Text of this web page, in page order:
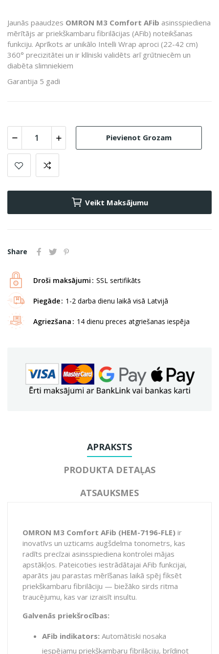
Jaunās paaudzes OMRON M3 Comfort AFib asinsspiediena
mērītājs ar priekškambaru fibrilācijas (AFib) noteikšanas
funkciju. Aprīkots ar unikālo Intelli Wrap aproci (22-42 cm)
360° precizitātei un ir klīniski validēts arī grūtniecēm un
diabēta slimniekiem
Garantija 5 gadi
Pievienot Grozam
Veikt Maksājumu
Share
Droši maksājumi SSL sertifikāts
Piegāde 1-2 darba dienu laikā visā Latvijā
Agriezšana 14 dienu preces atgriešanas iespēja
APRAKSTS
PRODUKTA DETAĻAS
ATSAUKSMES
OMRON M3 Comfort AFib (HEM-7196-FLE) ir
inovatīvs un uzticams augšdelma tonometrs, kas
radīts precīzai asinsspiediena kontrolei mājas
apstākļos. Pateicoties iestrādātajai AFib funkcijai,
aparāts jau parastas mērīšanas laikā spēj fiksēt
priekškambaru fibrilāciju — biežāko sirds ritma
traucējumu, kas var izraisīt insultu.
Galvenās priekšrocības:
AFib indikators: Automātiski nosaka
iespējamu priekškambaru fibrilāciju, brīdinot